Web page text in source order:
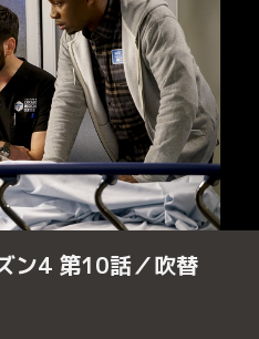
ン4 第10話／吹替